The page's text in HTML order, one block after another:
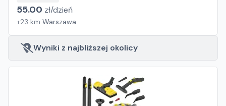
55.00 zł/dzień
+23 km Warszawa
Wyniki z najbliższej okolicy